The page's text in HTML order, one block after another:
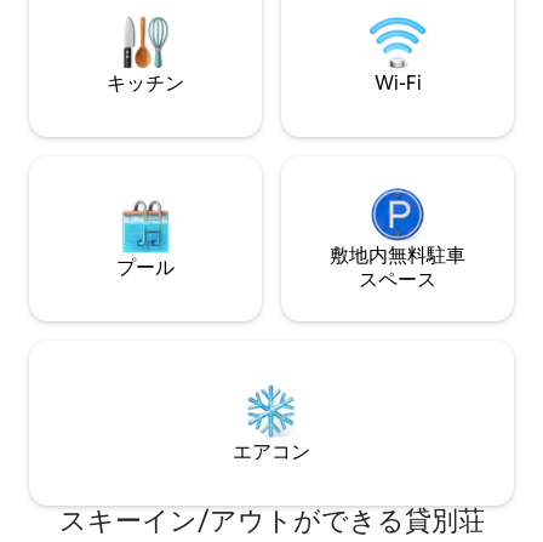
イニングチェア、
（Netflix、
っています。
キッチン Wi-Fi
プール
敷地内無料駐⁠車
ス⁠ペ⁠ー⁠ス
エアコン
スキーイン/アウトができる貸別荘